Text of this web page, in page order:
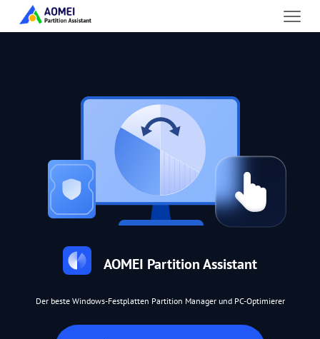
AOMEI Partition Assistant
Der beste Windows-Festplatten Partition Manager und PC-Optimierer